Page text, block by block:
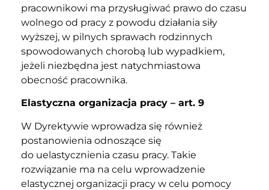
pracownikowi ma przysługiwać prawo do czasu
wolnego od pracy z powodu działania siły
wyższej, w pilnych sprawach rodzinnych
spowodowanych chorobą lub wypadkiem,
jeżeli niezbędna jest natychmiastowa
obecność pracownika.
Elastyczna organizacja pracy – art. 9
W Dyrektywie wprowadza się również
postanowienia odnoszące się
do uelastycznienia czasu pracy. Takie
rozwiązanie ma na celu wprowadzenie
elastycznej organizacji pracy w celu pomocy